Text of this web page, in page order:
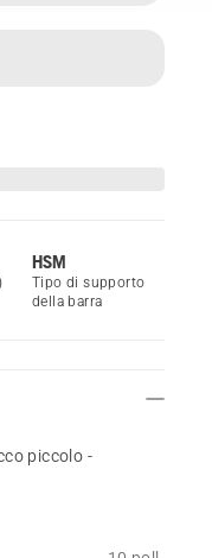
HSM
Tipo di supporto
della barra
piccolo -